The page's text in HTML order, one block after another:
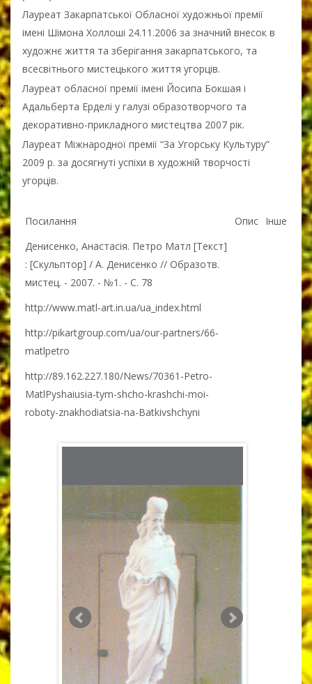
Лауреат Закарпатської Обласної художньої премії
імені Шімона Холлоші 24.11.2006 за значний внесок в
художнє життя та зберігання закарпатського, та
всесвітнього мистецького життя угорців.
Лауреат обласної премії імені Йосипа Бокшая і
Адальберта Ерделі у галузі образотворчого та
декоративно-прикладного мистецтва 2007 рік.
Лауреат Міжнародної премії “За Угорську Культуру”
2009 р. за досягнуті успіхи в художній творчості
угорців.
Посилання Опис Інше
Денисенко, Анастасія. Петро Матл [Текст]
: [Скульптор] / А. Денисенко // Образотв.
мистец. - 2007. - №1. - С. 78
http://www.matl-art.in.ua/ua_index.html
http://pikartgroup.com/ua/our-partners/66-
matlpetro
http://89.162.227.180/News/70361-Petro-
MatlPyshaiusia-tym-shcho-krashchi-moi-
roboty-znakhodiatsia-na-Batkivshchyni